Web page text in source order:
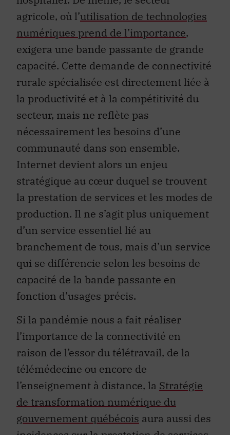
agricole, où l’ utilisation de technologies
numériques prend de l’importance,
exigera une bande passante de grande
capacité. Cette demande de connectivité
rurale spécialisée est directement liée à
la productivité et à la compétitivité du
secteur, mais ne reflète pas
nécessairement les besoins d’une
communauté dans son ensemble.
Internet devient alors un enjeu
stratégique au cœur duquel se trouvent
la prestation de services et les modes de
production. Il ne s’agit plus uniquement
d’un service essentiel lié au
branchement de tous, mais d’un service
qui se différencie selon les besoins de
capacité de la bande passante en
fonction d’usages précis.
Si la pandémie nous a fait réaliser
l’importance de la connectivité en
raison de l’essor du télétravail, de la
télémédecine ou encore de
l’enseignement à distance, la
Stratégie
de transformation numérique du
gouvernement québécoisaura aussi des
incidences sur la prestation de services